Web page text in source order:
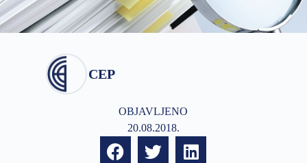
CEP
OBJAVLJENO
20.08.2018.